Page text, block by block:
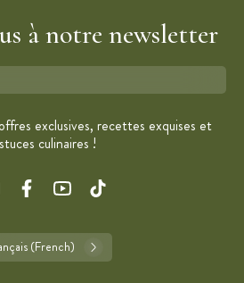
à notre newsletter
exclusives, recettes exquises et
culinaires !
(French)